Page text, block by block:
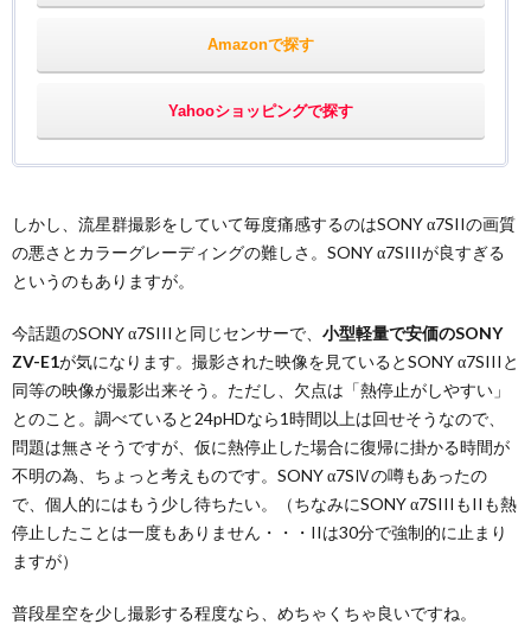
Amazonで探す
Yahooショッピングで探す
しかし、流星群撮影をしていて毎度痛感するのはSONY α7SIIの画質
の悪さとカラーグレーディングの難しさ。SONY α7SIIIが良すぎる
というのもありますが。
今話題のSONY α7SIIIと同じセンサーで、 小型軽量で安価のSONY
ZV-E1が気になります。撮影された映像を見ているとSONY α7SIIIと
同等の映像が撮影出来そう。ただし、欠点は「熱停止がしやすい」
とのこと。調べていると24pHDなら1時間以上は回せそうなので、
問題は無さそうですが、仮に熱停止した場合に復帰に掛かる時間が
不明の為、ちょっと考えものです。SONY α7SⅣの噂もあったの
で、個人的にはもう少し待ちたい。（ちなみにSONY α7SIIIもIIも熱
停止したことは一度もありません・・・IIは30分で強制的に止まり
ますが）
普段星空を少し撮影する程度なら、めちゃくちゃ良いですね。